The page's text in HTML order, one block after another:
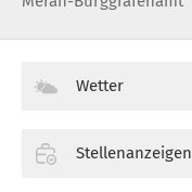
Wetter
Stellenanzeigen